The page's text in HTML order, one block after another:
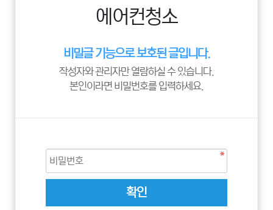
에어컨청소
비밀글 기능으로 보호된 글입니다.
작성자와 관리자만 열람하실 수 있습니다.
본인이라면 비밀번호를 입력하세요.